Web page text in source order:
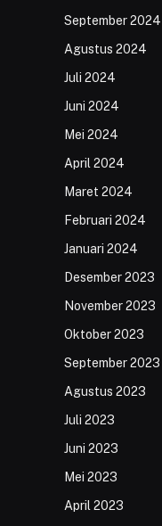
September 2024
Agustus 2024
Juli 2024
Juni 2024
Mei 2024
April 2024
Maret 2024
Februari 2024
Januari 2024
Desember 2023
November 2023
Oktober 2023
September 2023
Agustus 2023
Juli 2023
Juni 2023
Mei 2023
April 2023